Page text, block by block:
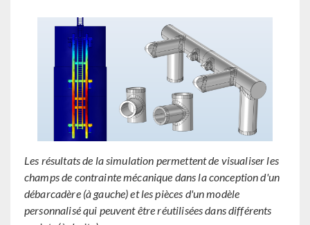
Les résultats de la simulation permettent de visualiser les
champs de contrainte mécanique dans la conception d'un
débarcadère (à gauche) et les pièces d'un modèle
personnalisé qui peuvent être réutilisées dans différents